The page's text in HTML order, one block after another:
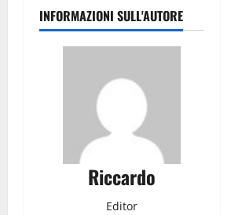
INFORMAZIONI SULL'AUTORE
Riccardo
Editor